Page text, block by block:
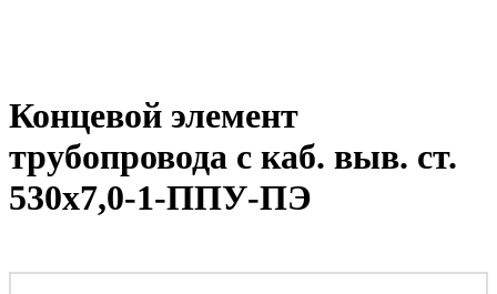
Концевой элемент
трубопровода с каб. выв. ст.
530х7,0-1-ППУ-ПЭ